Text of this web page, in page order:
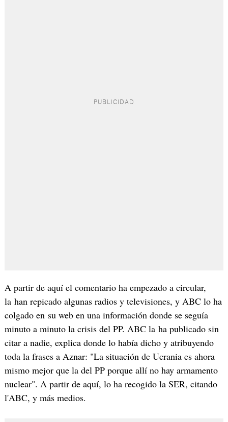
A partir de aquí el comentario ha empezado a circular,
la han repicado algunas radios y televisiones, y ABC lo ha
colgado en su web en una información donde se seguía
minuto a minuto la crisis del PP. ABC la ha publicado sin
citar a nadie, explica donde lo había dicho y atribuyendo
toda la frases a Aznar: "La situación de Ucrania es ahora
mismo mejor que la del PP porque allí no hay armamento
nuclear". A partir de aquí, lo ha recogido la SER, citando
l'ABC, y más medios.